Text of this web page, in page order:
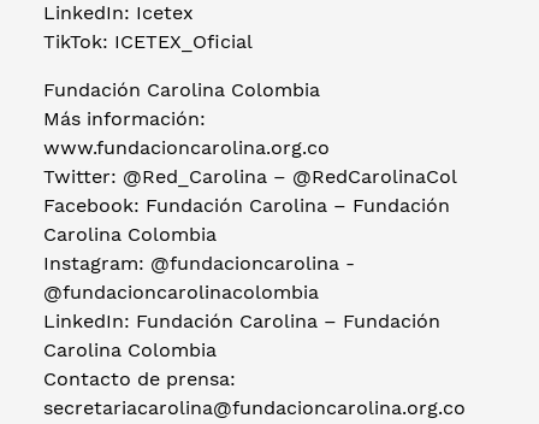
LinkedIn: Icetex
TikTok: ICETEX_Oficial
Fundación Carolina Colombia
Más información:
www.fundacioncarolina.org.co
Twitter: @Red_Carolina – @RedCarolinaCol
Facebook: Fundación Carolina – Fundación
Carolina Colombia
Instagram: @fundacioncarolina -
@fundacioncarolinacolombia
LinkedIn: Fundación Carolina – Fundación
Carolina Colombia
Contacto de prensa:
secretariacarolina@fundacioncarolina.org.co